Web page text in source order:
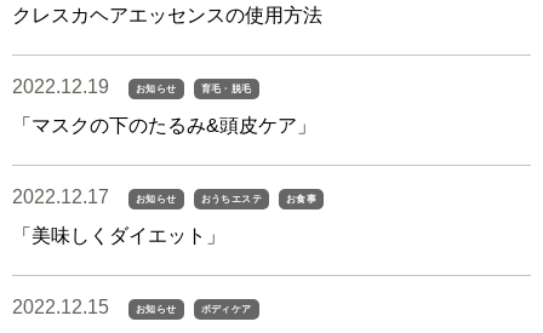
クレスカヘアエッセンスの使用方法
2022.12.19 お知らせ 育毛・脱毛
「マスクの下のたるみ&頭皮ケア」
2022.12.17 お知らせ おうちエステ お食事
「美味しくダイエット」
2022.12.15 お知らせ ボディケア